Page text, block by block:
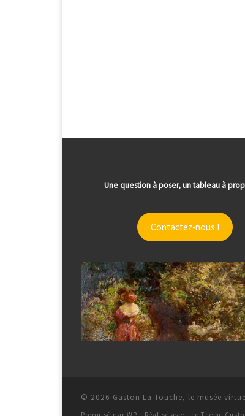
Une question à poser, un tableau à
Contactez-nous !
© 2026 Gaston La Touche, le musée